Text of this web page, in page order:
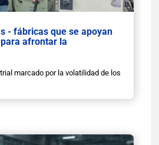
- fábricas que se apoyan
afrontar la
marcado por la volatilidad de los